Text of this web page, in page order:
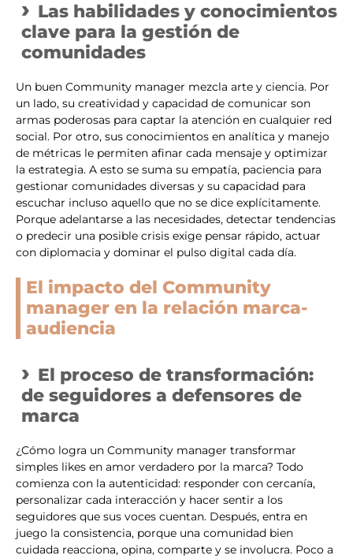
Las habilidades y conocimientos
clave para la gestión de
comunidades
Un buen Community manager mezcla arte y ciencia. Por
un lado, su creatividad y capacidad de comunicar son
armas poderosas para captar la atención en cualquier red
social. Por otro, sus conocimientos en analítica y manejo
de métricas le permiten afinar cada mensaje y optimizar
la estrategia. A esto se suma su empatía, paciencia para
gestionar comunidades diversas y su capacidad para
escuchar incluso aquello que no se dice explícitamente.
Porque adelantarse a las necesidades, detectar tendencias
o predecir una posible crisis exige pensar rápido, actuar
con diplomacia y dominar el pulso digital cada día.
El impacto del Community
manager en la relación marca-
audiencia
El proceso de transformación:
de seguidores a defensores de
marca
¿Cómo logra un Community manager transformar
simples likes en amor verdadero por la marca? Todo
comienza con la autenticidad: responder con cercanía,
personalizar cada interacción y hacer sentir a los
seguidores que sus voces cuentan. Después, entra en
juego la consistencia, porque una comunidad bien
cuidada reacciona, opina, comparte y se involucra. Poco a